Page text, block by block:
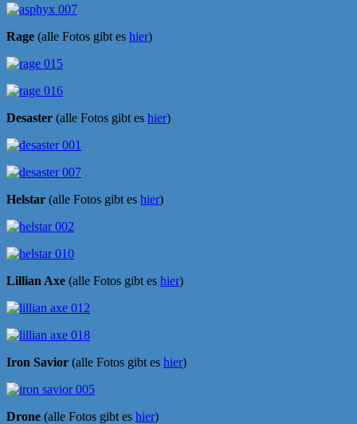
Rage (alle Fotos gibt es hier)
Desaster (alle Fotos gibt es hier)
Helstar (alle Fotos gibt es hier)
Lillian Axe (alle Fotos gibt es hier)
Iron Savior (alle Fotos gibt es hier)
Drone (alle Fotos gibt es hier)